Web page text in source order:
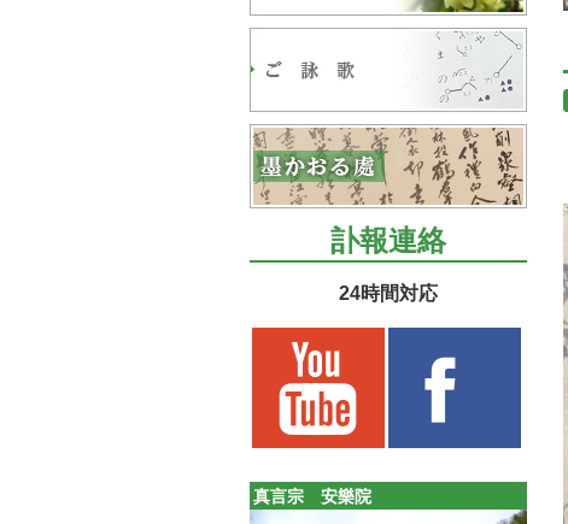
訃報連絡
24時間対応
真言宗 安樂院